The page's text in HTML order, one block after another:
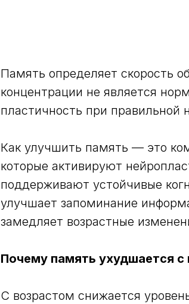
Память определяет скорость
концентрации не является
пластичность при правильной
Как улучшить память — это
которые активируют
поддерживают устойчивые
улучшает запоминание
замедляет возрастные
Почему память ухудшается с
С возрастом снижается